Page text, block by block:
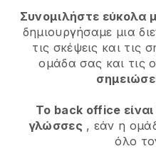
Συνομιλήστε εύκολα
δημιουργήσαμε μια
τις σκέψεις και τις
ομάδα σας και τις
Το back office
γλώσσες , εάν η
όλο